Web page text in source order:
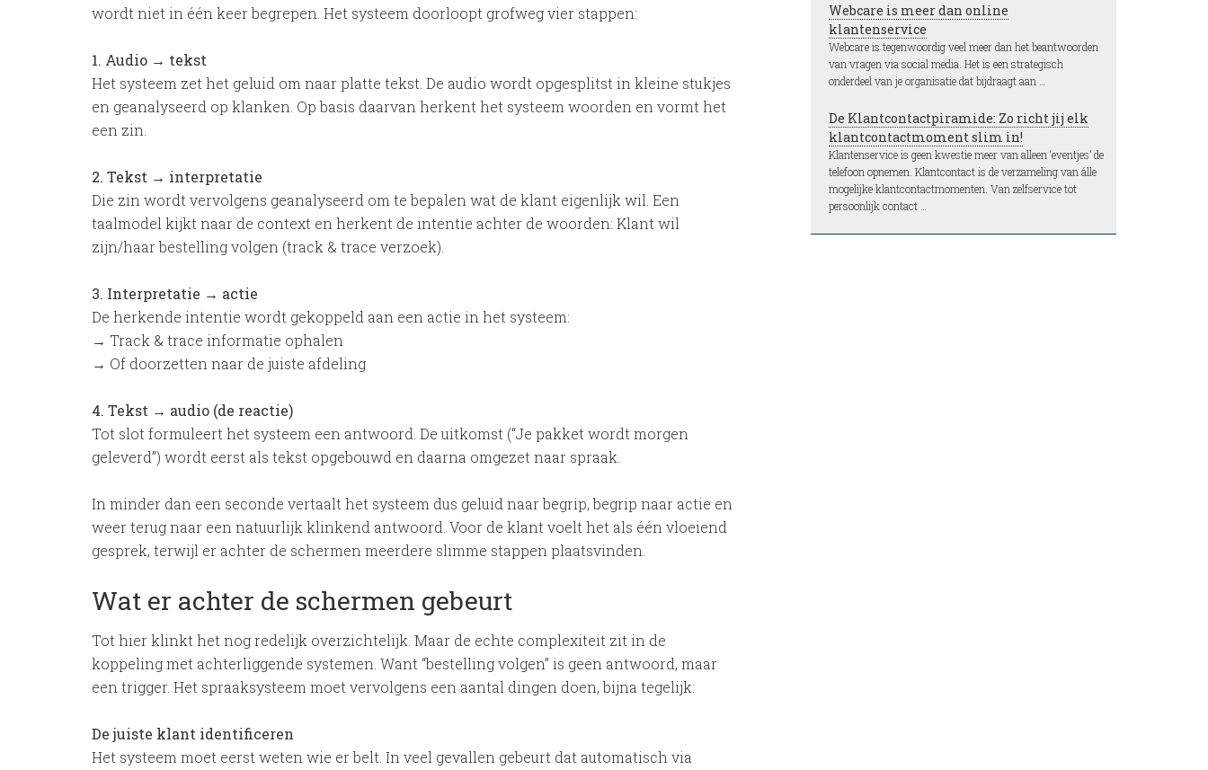
wordt niet in één keer begrepen. Het systeem doorloopt grofweg vier stappen:
1. Audio → tekst
Het systeem zet het geluid om naar platte tekst. De audio wordt opgesplitst in kleine stukjes
en geanalyseerd op klanken. Op basis daarvan herkent het systeem woorden en vormt het
een zin.
2. Tekst → interpretatie
Die zin wordt vervolgens geanalyseerd om te bepalen wat de klant eigenlijk wil. Een
taalmodel kijkt naar de context en herkent de intentie achter de woorden: Klant wil
zijn/haar bestelling volgen (track & trace verzoek).
3. Interpretatie → actie
De herkende intentie wordt gekoppeld aan een actie in het systeem:
→ Track & trace informatie ophalen
→ Of doorzetten naar de juiste afdeling
4. Tekst → audio (de reactie)
Tot slot formuleert het systeem een antwoord. De uitkomst (“Je pakket wordt morgen
geleverd”) wordt eerst als tekst opgebouwd en daarna omgezet naar spraak.
In minder dan een seconde vertaalt het systeem dus geluid naar begrip, begrip naar actie en
weer terug naar een natuurlijk klinkend antwoord. Voor de klant voelt het als één vloeiend
gesprek, terwijl er achter de schermen meerdere slimme stappen plaatsvinden.
Wat er achter de schermen gebeurt
Tot hier klinkt het nog redelijk overzichtelijk. Maar de echte complexiteit zit in de
koppeling met achterliggende systemen. Want “bestelling volgen” is geen antwoord, maar
een trigger. Het spraaksysteem moet vervolgens een aantal dingen doen, bijna tegelijk:
De juiste klant identificeren
Het systeem moet eerst weten wie er belt. In veel gevallen gebeurt dat automatisch via
Webcare is meer dan online
klantenservice
Webcare is tegenwoordig veel meer dan het beantwoorden
van vragen via social media. Het is een strategisch
onderdeel van je organisatie dat bijdraagt aan …
De Klantcontactpiramide: Zo richt jij elk
klantcontactmoment slim in!
Klantenservice is geen kwestie meer van alleen ‘eventjes’ de
telefoon opnemen. Klantcontact is de verzameling van álle
mogelijke klantcontactmomenten. Van zelfservice tot
persoonlijk contact …